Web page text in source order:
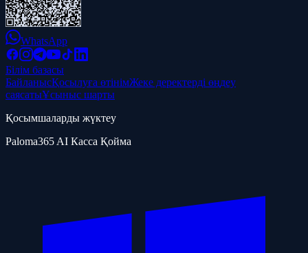
WhatsApp
Білім базасы
БайланысҚосылуға өтінімЖеке деректерді өңдеу
саясатыҰсыныс шарты
Қосымшаларды жүктеу
Paloma365 AI Касса Қойма